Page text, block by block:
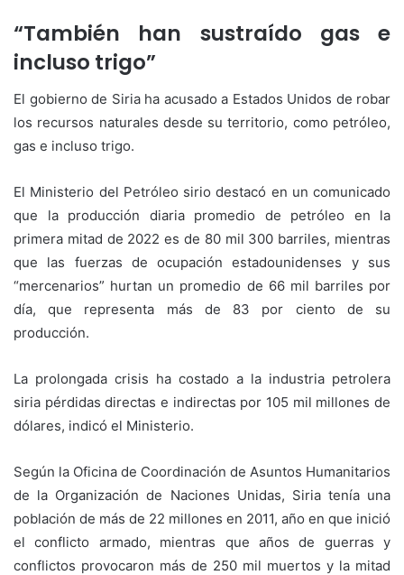
“También han sustraído gas e
incluso trigo”
El gobierno de Siria ha acusado a Estados Unidos de robar
los recursos naturales desde su territorio, como petróleo,
gas e incluso trigo.
El Ministerio del Petróleo sirio destacó en un comunicado
que la producción diaria promedio de petróleo en la
primera mitad de 2022 es de 80 mil 300 barriles, mientras
que las fuerzas de ocupación estadounidenses y sus
“mercenarios” hurtan un promedio de 66 mil barriles por
día, que representa más de 83 por ciento de su
producción.
La prolongada crisis ha costado a la industria petrolera
siria pérdidas directas e indirectas por 105 mil millones de
dólares, indicó el Ministerio.
Según la Oficina de Coordinación de Asuntos Humanitarios
de la Organización de Naciones Unidas, Siria tenía una
población de más de 22 millones en 2011, año en que inició
el conflicto armado, mientras que años de guerras y
conflictos provocaron más de 250 mil muertos y la mitad